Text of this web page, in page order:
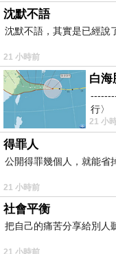
沈默不語
沈默不語，其實是已經說
21 小時前
白海
行〉
21 小
得罪人
公開得罪幾個人，就能省
21 小時前
社會平衡
把自己的痛苦分享給別人
21 小時前